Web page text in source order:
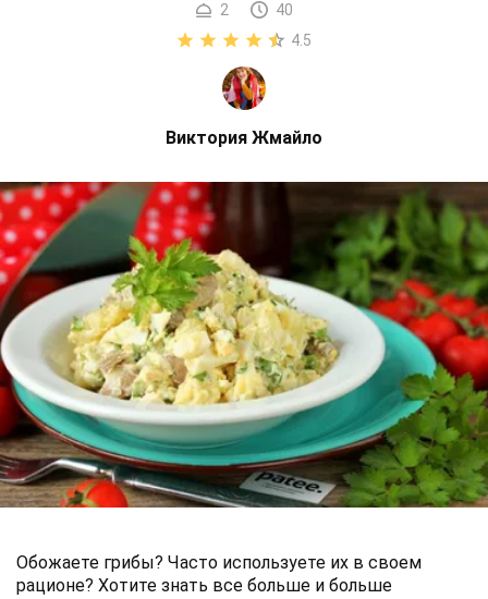
2
40
4.5
Виктория Жмайло
Обожаете грибы? Часто используете их в своем
рационе? Хотите знать все больше и больше